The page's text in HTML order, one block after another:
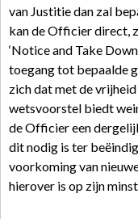
van Justitie dan zal
kan de Officier direct,
‘Notice and Take
toegang tot bepaalde
zich dat met de
wetsvoorstel biedt
de Officier een
dit nodig is ter
voorkoming van
hierover is op zijn